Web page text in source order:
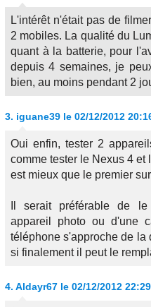
L'intérêt n'était pas de
2 mobiles. La qualité du
quant à la batterie, pour
depuis 4 semaines, je
bien, au moins pendant 2
3. iguane39 le 02/12/2012
Oui enfin, tester 2
comme tester le Nexus 4
est mieux que le premier
Il serait préférable de
appareil photo ou d'une
téléphone s'approche de la
si finalement il peut le
4. Aldayr67 le 02/12/2012 22:29